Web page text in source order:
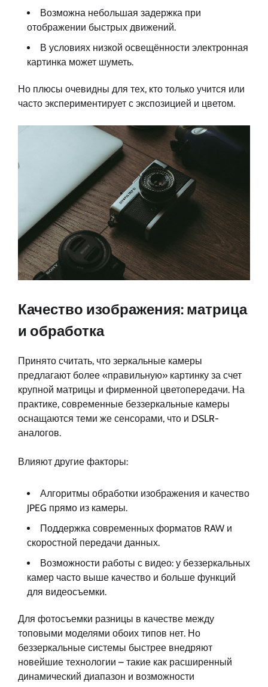
Возможна небольшая задержка при
отображении быстрых движений.
В условиях низкой освещённости электронная
картинка может шуметь.
Но плюсы очевидны для тех, кто только учится или
часто экспериментирует с экспозицией и цветом.
Качество изображения: матрица
и обработка
Принято считать, что зеркальные камеры
предлагают более «правильную» картинку за счет
крупной матрицы и фирменной цветопередачи. На
практике, современные беззеркальные камеры
оснащаются теми же сенсорами, что и DSLR-
аналогов.
Влияют другие факторы:
Алгоритмы обработки изображения и качество
JPEG прямо из камеры.
Поддержка современных форматов RAW и
скоростной передачи данных.
Возможности работы с видео: у беззеркальных
камер часто выше качество и больше функций
для видеосъемки.
Для фотосъемки разницы в качестве между
топовыми моделями обоих типов нет. Но
беззеркальные системы быстрее внедряют
новейшие технологии – такие как расширенный
динамический диапазон и возможности